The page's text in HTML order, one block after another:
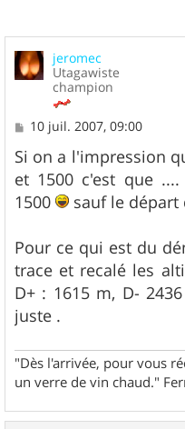
jeromec
Utagawiste
champion
M
s
s
a
g
e
10 juil. 2007, 09:00
Si on a l'impression
et 1500 c'est que
1500
sauf le départ
Pour ce qui est du
trace et recalé les
D+ : 1615 m, D-
juste .
"Dès l'arrivée, pour vous
un verre de vin chaud."